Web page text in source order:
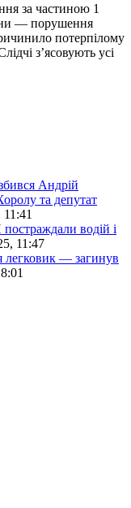
за частиною 1
— порушення
потерпілому
з’ясовують усі
Андрій
та депутат
водій і
11:47
легковик — загинув